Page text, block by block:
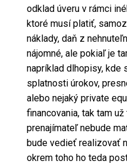
odklad úveru v rámci
ktoré musí platiť,
náklady, daň z
nájomné, ale pokiaľ je
napríklad dlhopisy, kde
splatnosti úrokov,
alebo nejaký private
financovania, tak tam
prenajímateľ nebude
bude vedieť realizovať
okrem toho ho teda